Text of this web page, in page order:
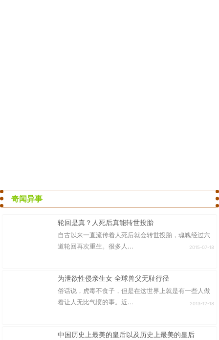
奇闻异事
轮回是真？人死后真能转世投胎
自古以来一直流传着人死后就会转世投胎，魂魄经过六
道轮回再次重生。很多人...
2015-07-18
为泄欲性侵亲生女 全球兽父无耻行径
俗话说，虎毒不食子，但是在这世界上就是有一些人做
着让人无比气愤的事。近...
2013-12-18
中国历史上最美的皇后以及历史上最美的皇后